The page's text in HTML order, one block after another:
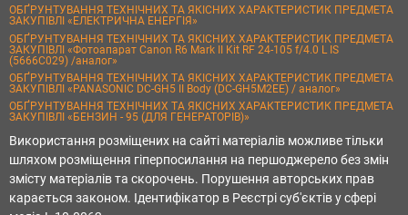
ОБҐРУНТУВАННЯ ТЕХНІЧНИХ ТА ЯКІСНИХ ХАРАКТЕРИСТИК ПРЕДМЕТА
ЗАКУПІВЛІ «ЕЛЕКТРИЧНА ЕНЕРГІЯ»
ОБҐРУНТУВАННЯ ТЕХНІЧНИХ ТА ЯКІСНИХ ХАРАКТЕРИСТИК ПРЕДМЕТА
ЗАКУПІВЛІ «Фотоапарат Canon R6 Mark II Kit RF 24-105 f/4.0 L IS
(5666C029) /аналог»
ОБҐРУНТУВАННЯ ТЕХНІЧНИХ ТА ЯКІСНИХ ХАРАКТЕРИСТИК ПРЕДМЕТА
ЗАКУПІВЛІ «PANASONIC DC-GH5 II Body (DC-GH5M2EE) / аналог»
ОБҐРУНТУВАННЯ ТЕХНІЧНИХ ТА ЯКІСНИХ ХАРАКТЕРИСТИК ПРЕДМЕТА
ЗАКУПІВЛІ «БЕНЗИН - 95 (ДЛЯ ГЕНЕРАТОРІВ)»
Використання розміщених на сайті матеріалів можливе тільки
шляхом розміщення гіперпосилання на першоджерело без змін
змісту матеріалів та скорочень. Порушення авторських прав
карається законом. Ідентифікатор в Реєстрі суб'єктів у сфері